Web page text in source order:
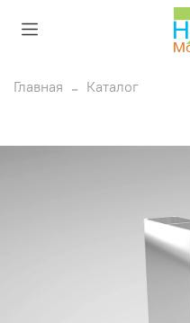
Главная Каталог